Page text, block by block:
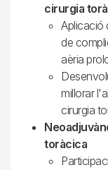
cirurgia
Aplicació
de
aèria
millorar
cirurgia
toràcica